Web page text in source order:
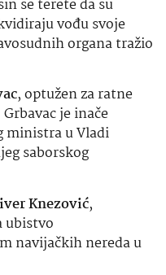
se terete da su
vođu svoje
organa tražio
, optužen za ratne
je inače
ministra u Vladi
saborskog
Knezović,
ubistvo
navijačkih nereda u